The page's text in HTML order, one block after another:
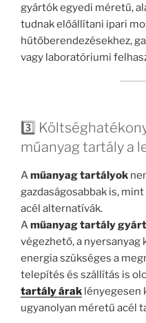
gyártók egyedi méretű,
tudnak előállítani ipari
hűtőberendezésekhez,
vagy laboratóriumi
3️⃣
műanyag tartály a
Aműanyag tartályok
gazdaságosabbak is,
acél alternatívák.
Aműanyag tartály
végezhető, a nyersanyag
energia szükséges a
telepítés és szállítás is
tartály árak lényegesen
ugyanolyan méretű acél